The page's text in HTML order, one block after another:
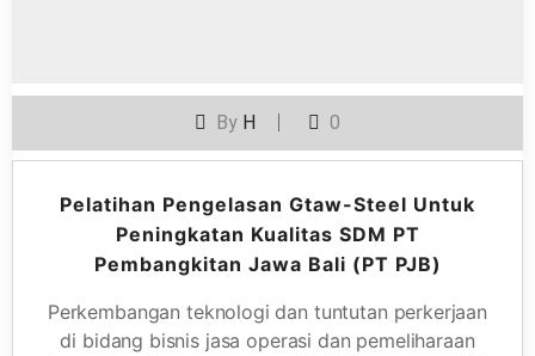
By H 0
Pelatihan Pengelasan Gtaw-Steel Untuk
Peningkatan Kualitas SDM PT
Pembangkitan Jawa Bali (PT PJB)
Perkembangan teknologi dan tuntutan perkerjaan
di bidang bisnis jasa operasi dan pemeliharaan